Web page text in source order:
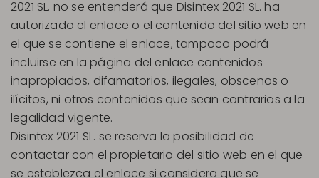
2021 SL. no se entenderá que Disintex 2021 SL. ha
autorizado el enlace o el contenido del sitio web en
el que se contiene el enlace, tampoco podrá
incluirse en la página del enlace contenidos
inapropiados, difamatorios, ilegales, obscenos o
ilícitos, ni otros contenidos que sean contrarios a la
legalidad vigente.
Disintex 2021 SL. se reserva la posibilidad de
contactar con el propietario del sitio web en el que
se establezca el enlace si considera que se